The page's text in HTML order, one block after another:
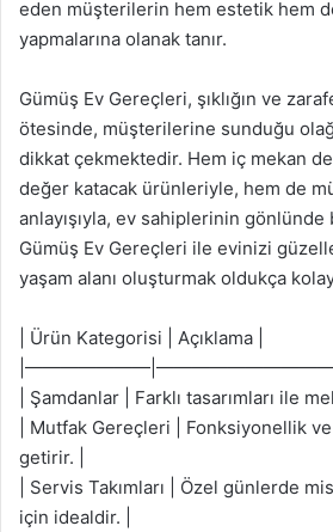
eden müşterilerin hem estetik hem
yapmalarına olanak tanır.
Gümüş Ev Gereçleri, şıklığın ve
ötesinde, müşterilerine sunduğu
dikkat çekmektedir. Hem iç mekan
değer katacak ürünleriyle, hem de
anlayışıyla, ev sahiplerinin
Gümüş Ev Gereçleri ile evinizi
yaşam alanı oluşturmak oldukça
| Ürün Kategorisi | Açıklama |
| Şamdanlar | Farklı tasarımları ile
| Mutfak Gereçleri | Fonksiyonellik
getirir. |
| Servis Takımları | Özel günlerde
için idealdir. |